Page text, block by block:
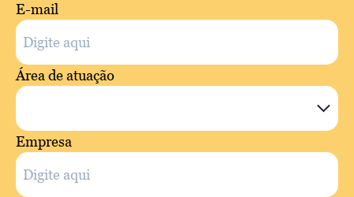
E-mail
Área de atuação
Empresa